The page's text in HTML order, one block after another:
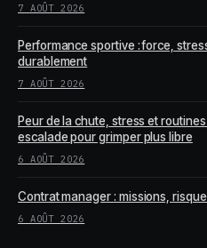
7 AOÛT 2026
Performance sportive : force,
durablement
7 AOÛT 2026
Peur de la chute, stress et
escalade pour grimper plus libre
6 AOÛT 2026
Contrat manager : missions,
6 AOÛT 2026